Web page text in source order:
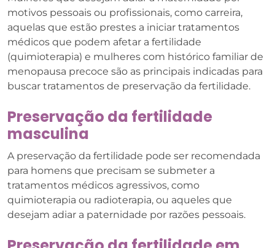
motivos pessoais ou profissionais, como carreira,
aquelas que estão prestes a iniciar tratamentos
médicos que podem afetar a fertilidade
(quimioterapia) e mulheres com histórico familiar de
menopausa precoce são as principais indicadas para
buscar tratamentos de preservação da fertilidade.
Preservação da fertilidade
masculina
A preservação da fertilidade pode ser recomendada
para homens que precisam se submeter a
tratamentos médicos agressivos, como
quimioterapia ou radioterapia, ou aqueles que
desejam adiar a paternidade por razões pessoais.